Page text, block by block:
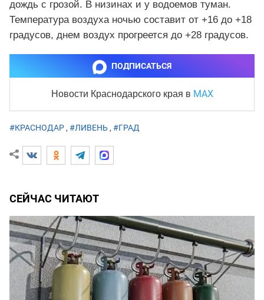
дождь с грозой. В низинах и у водоемов туман.
Температура воздуха ночью составит от +16 до +18
градусов, днем воздух прогреется до +28 градусов.
ПОДПИСАТЬСЯ
Новости Краснодарского края в MAX
#КРАСНОДАР, #ЛИВЕНЬ, #ГРАД
СЕЙЧАС ЧИТАЮТ